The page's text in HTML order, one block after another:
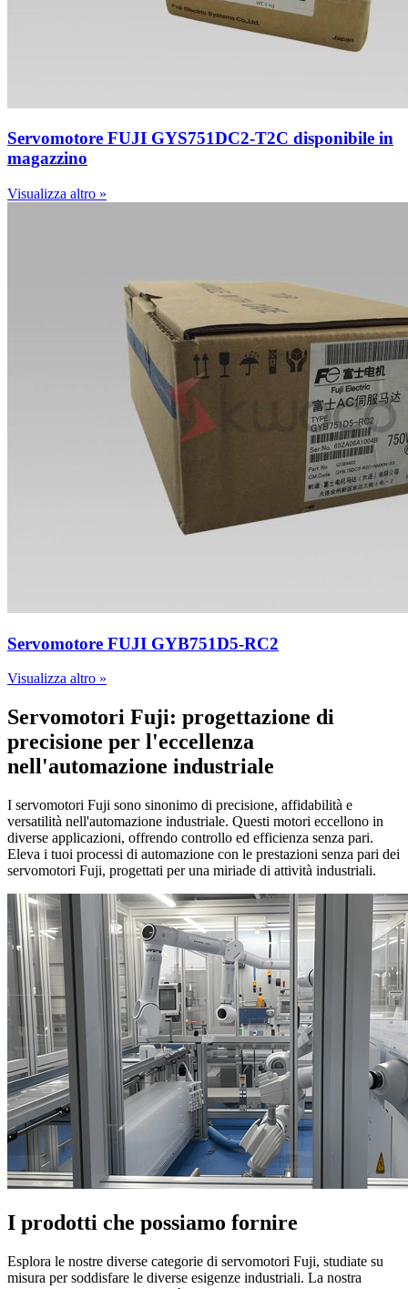
Servomotore FUJI GYS751DC2-T2C disponibile in
magazzino
Visualizza altro »
Servomotore FUJI GYB751D5-RC2
Visualizza altro »
Servomotori Fuji: progettazione di
precisione per l'eccellenza
nell'automazione industriale
I servomotori Fuji sono sinonimo di precisione, affidabilità e
versatilità nell'automazione industriale. Questi motori eccellono in
diverse applicazioni, offrendo controllo ed efficienza senza pari.
Eleva i tuoi processi di automazione con le prestazioni senza pari dei
servomotori Fuji, progettati per una miriade di attività industriali.
I prodotti che possiamo fornire
Esplora le nostre diverse categorie di servomotori Fuji, studiate su
misura per soddisfare le diverse esigenze industriali. La nostra